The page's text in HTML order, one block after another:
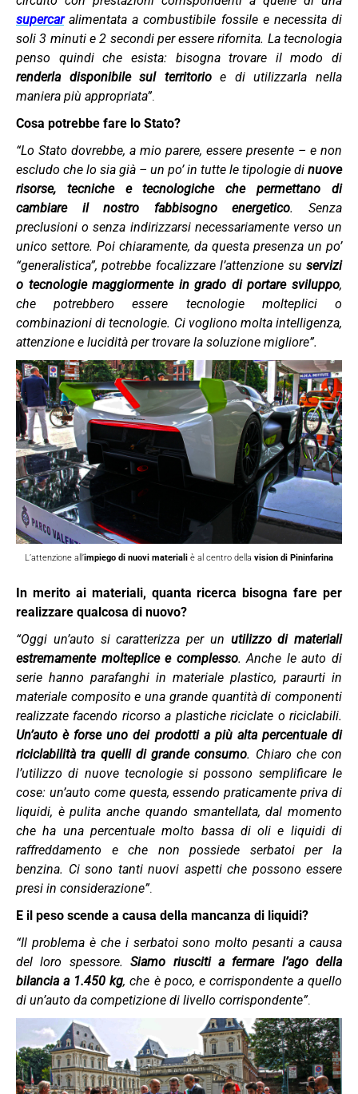
supercar alimentata a combustibile fossile e necessita di
soli 3 minuti e 2 secondi per essere rifornita. La tecnologia
penso quindi che esista: bisogna trovare il modo di
renderla disponibile sul territorioe di utilizzarla nella
maniera più appropriata”.
Cosa potrebbe fare lo Stato?
“Lo Stato dovrebbe, a mio parere, essere presente – e non
escludo che lo sia già – un po’ in tutte le tipologie di nuove
risorse, tecniche e tecnologiche che permettano di
cambiare il nostro fabbisogno energetico. Senza
preclusioni o senza indirizzarsi necessariamente verso un
unico settore. Poi chiaramente, da questa presenza un po’
“generalistica”, potrebbe focalizzare l’attenzione su servizi
o tecnologie maggiormente in grado di portare sviluppo,
che potrebbero essere tecnologie molteplici o
combinazioni di tecnologie. Ci vogliono molta intelligenza,
attenzione e lucidità per trovare la soluzione migliore”.
L’attenzione all’impiego di nuovi materiali è al centro della vision di Pininfarina
In merito ai materiali, quanta ricerca bisogna fare per
realizzare qualcosa di nuovo?
“Oggi un’auto si caratterizza per un utilizzo di materiali
estremamente molteplice e complesso. Anche le auto di
serie hanno parafanghi in materiale plastico, paraurti in
materiale composito e una grande quantità di componenti
realizzate facendo ricorso a plastiche riciclate o riciclabili.
Un’auto è forse uno dei prodotti a più alta percentuale di
riciclabilità tra quelli di grande consumo. Chiaro che con
l’utilizzo di nuove tecnologie si possono semplificare le
cose: un’auto come questa, essendo praticamente priva di
liquidi, è pulita anche quando smantellata, dal momento
che ha una percentuale molto bassa di oli e liquidi di
raffreddamento e che non possiede serbatoi per la
benzina. Ci sono tanti nuovi aspetti che possono essere
presi in considerazione”.
E il peso scende a causa della mancanza di liquidi?
“Il problema è che i serbatoi sono molto pesanti a causa
del loro spessore.Siamo riusciti a fermare l’ago della
bilancia a 1.450 kg, che è poco, e corrispondente a quello
di un’auto da competizione di livello corrispondente”.